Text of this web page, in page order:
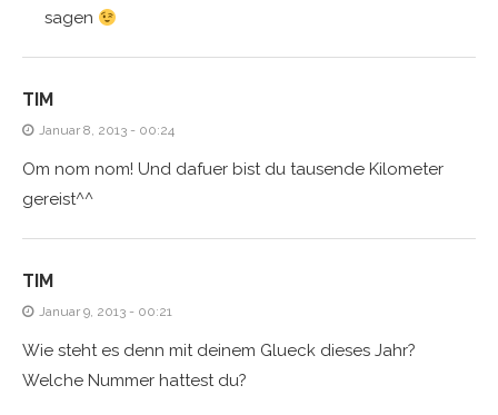
sagen
TIM
Januar 8, 2013 - 00:24
Om nom nom! Und dafuer bist du tausende Kilometer
gereist^^
TIM
Januar 9, 2013 - 00:21
Wie steht es denn mit deinem Glueck dieses Jahr?
Welche Nummer hattest du?